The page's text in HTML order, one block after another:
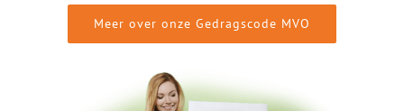
Meer over onze Gedragscode MVO